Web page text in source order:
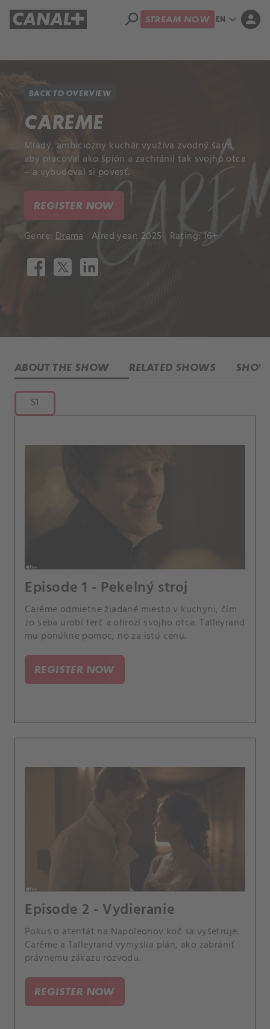
search STREAM NOW EN expand_more person
BACK TO OVERVIEW
CARÊME
Mladý, ambiciózny kuchár využíva zvodný šarm,
aby pracoval ako špión a zachránil tak svojho otca
– a vybudoval si povesť.
REGISTER NOW
Genre: Drama Aired year: 2025 Rating: 16+
ABOUT THE SHOW RELATED SHOWS
S1
Episode 1 - Pekelný stroj
Carême odmietne žiadané miesto v kuchyni, čím
zo seba urobí terč a ohrozí svojho otca. Talleyrand
mu ponúkne pomoc, no za istú cenu.
REGISTER NOW
Episode 2 - Vydieranie
Pokus o atentát na Napoleonov koč sa vyšetruje.
Carême a Talleyrand vymyslia plán, ako zabrániť
právnemu zákazu rozvodu.
REGISTER NOW